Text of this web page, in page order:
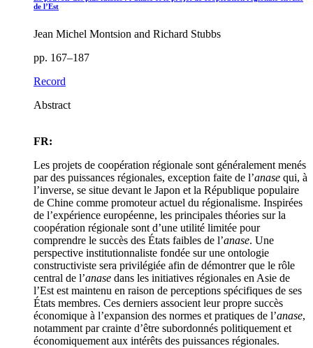
de l’Est
Jean Michel Montsion and Richard Stubbs
pp. 167–187
Record
Abstract
FR:
Les projets de coopération régionale sont généralement menés
par des puissances régionales, exception faite de l’anase qui, à
l’inverse, se situe devant le Japon et la République populaire
de Chine comme promoteur actuel du régionalisme. Inspirées
de l’expérience européenne, les principales théories sur la
coopération régionale sont d’une utilité limitée pour
comprendre le succès des États faibles de l’anase. Une
perspective institutionnaliste fondée sur une ontologie
constructiviste sera privilégiée afin de démontrer que le rôle
central de l’anase dans les initiatives régionales en Asie de
l’Est est maintenu en raison de perceptions spécifiques de ses
États membres. Ces derniers associent leur propre succès
économique à l’expansion des normes et pratiques de l’anase,
notamment par crainte d’être subordonnés politiquement et
économiquement aux intérêts des puissances régionales.